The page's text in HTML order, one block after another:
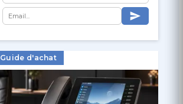
Guide d'achat